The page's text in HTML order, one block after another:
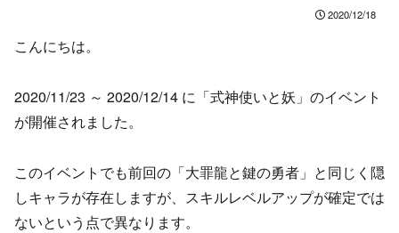
2020/12/18
こんにちは。
2020/11/23 ～ 2020/12/14 に「式神使いと妖」のイベント
が開催されました。
このイベントでも前回の「大罪龍と鍵の勇者」と同じく隠
しキャラが存在しますが、スキルレベルアップが確定では
ないという点で異なります。